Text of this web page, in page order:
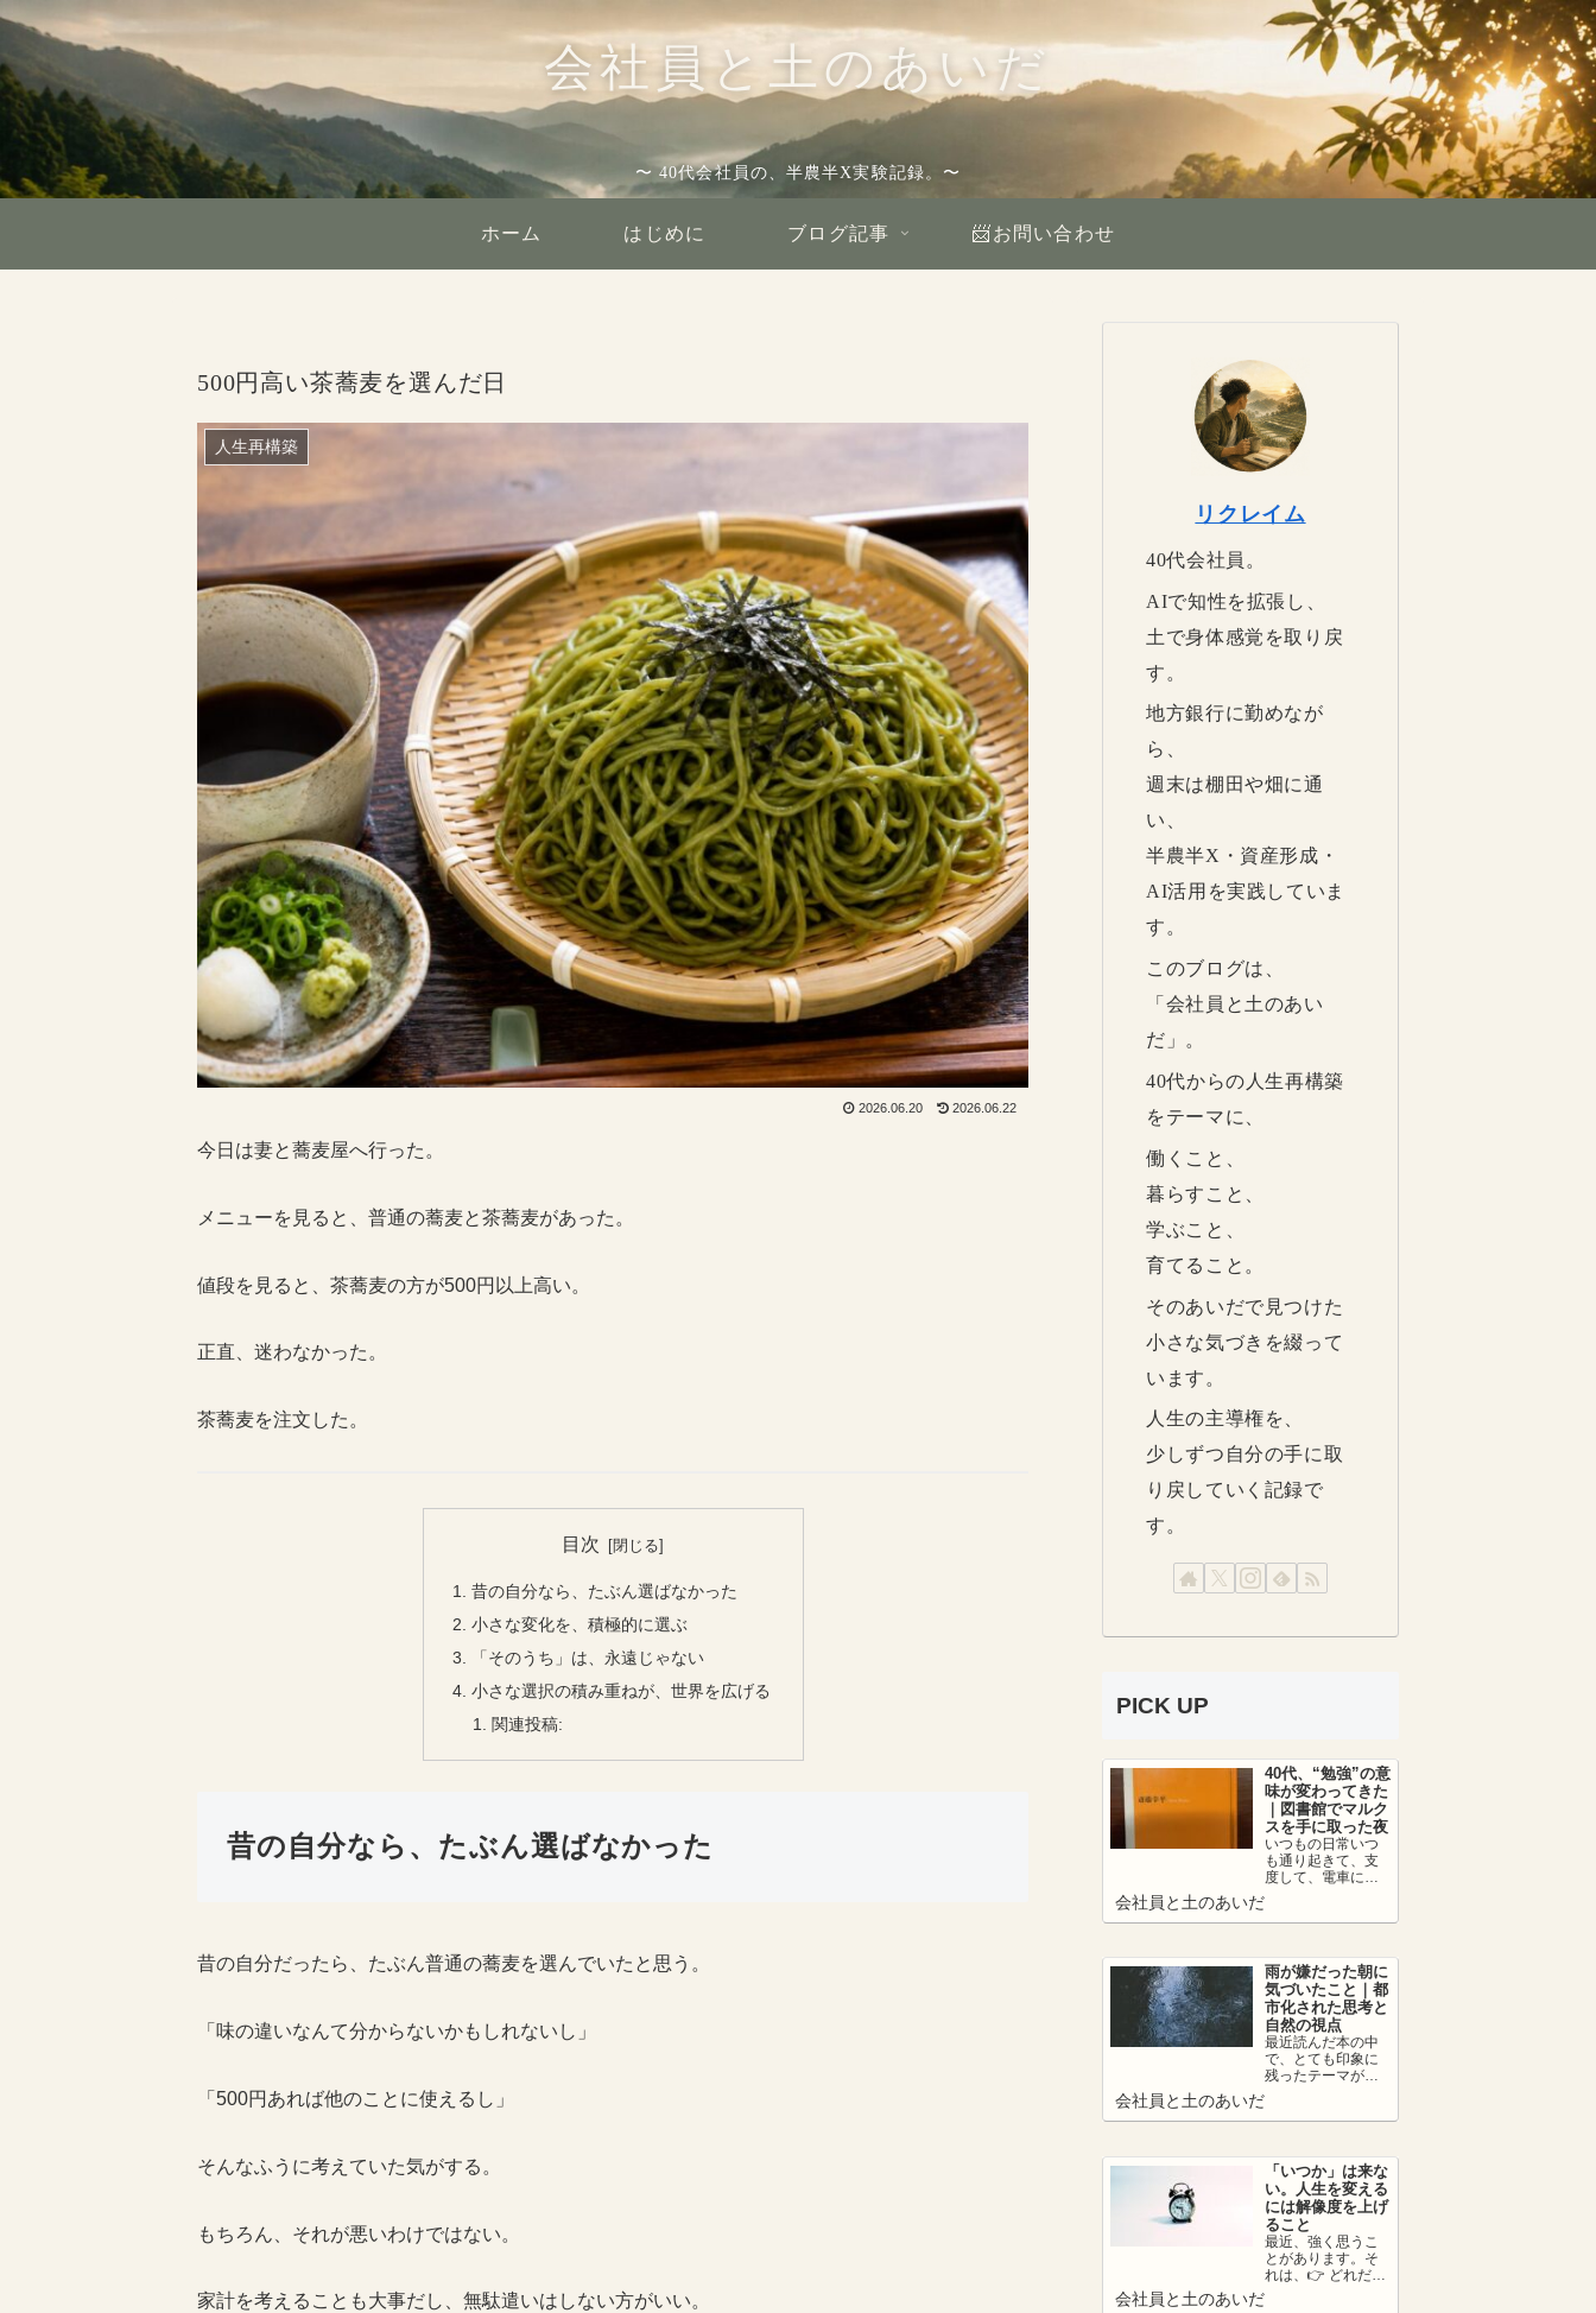
会社員と土のあいだ
〜 40代会社員の、半農半X実験記録。〜
ホーム はじめに ブログ記事 📨お問い合わせ
500円高い茶蕎麦を選んだ日
人生再構築
2026.06.20 2026.06.22
今日は妻と蕎麦屋へ行った。
メニューを見ると、普通の蕎麦と茶蕎麦があった。
値段を見ると、茶蕎麦の方が500円以上高い。
正直、迷わなかった。
茶蕎麦を注文した。
目次
昔の自分なら、たぶん選ばなかった
小さな変化を、積極的に選ぶ
「そのうち」は、永遠じゃない
小さな選択の積み重ねが、世界を広げる
関連投稿:
昔の自分なら、たぶん選ばなかった
昔の自分だったら、たぶん普通の蕎麦を選んでいたと思う。
「味の違いなんて分からないかもしれないし」
「500円あれば他のことに使えるし」
そんなふうに考えていた気がする。
もちろん、それが悪いわけではない。
家計を考えることも大事だし、無駄遣いはしない方がいい。
リクレイム
40代会社員。
AIで知性を拡張し、
土で身体感覚を取り戻
す。
地方銀行に勤めなが
ら、
週末は棚田や畑に通
い、
半農半X・資産形成・
AI活用を実践していま
す。
このブログは、
「会社員と土のあい
だ」。
40代からの人生再構築
をテーマに、
働くこと、
暮らすこと、
学ぶこと、
育てること。
そのあいだで見つけた
小さな気づきを綴って
います。
人生の主導権を、
少しずつ自分の手に取
り戻していく記録で
す。
PICK UP
40代、“勉強”の意
味が変わってきた
｜図書館でマルク
スを手に取った夜
いつもの日常いつ
も通り起きて、支
度して、電車に乗
って、朝カフェし
事を頑張って、帰
会社員と土のあいだ
雨が嫌だった朝に
気づいたこと｜都
市化された思考と
自然の視点
最近読んだ本の中
で、とても印象に
残ったテーマがあ
ります。それは、
ついて。人は便利
会社員と土のあいだ
「いつか」は来な
い。人生を変える
には解像度を上げ
ること
最近、強く思うこ
とがあります。そ
れは、👉 どれだけ
リアリティーを持
会社員と土のあいだ